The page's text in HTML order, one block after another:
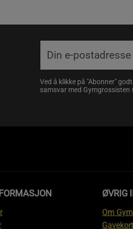
Ved å klikke på "Abonner"
samsvar med Gymgrossisten
ØVRIG
Om
Gavekort